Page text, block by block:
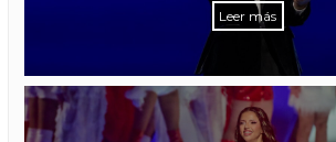
Leer más